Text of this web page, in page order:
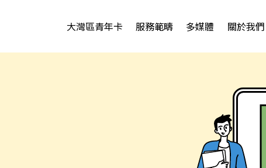
大灣區青年卡 服務範疇 多媒體 關於我們